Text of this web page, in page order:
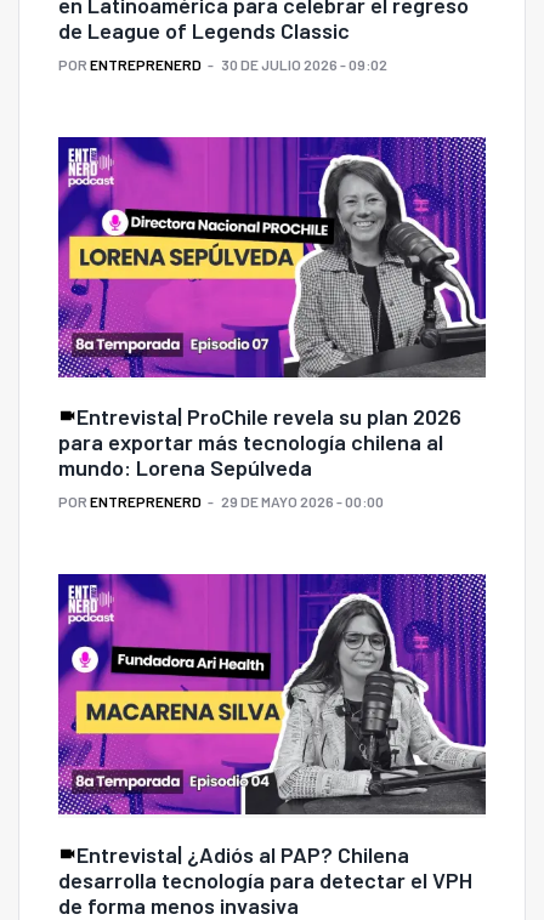
de League of Legends Classic
POR ENTREPRENERD 30 DE JULIO 2026 - 09:02
Entrevista| ProChile revela su plan 2026
para exportar más tecnología chilena al
mundo: Lorena Sepúlveda
POR ENTREPRENERD 29 DE MAYO 2026 - 00:00
Entrevista| ¿Adiós al PAP? Chilena
desarrolla tecnología para detectar el VPH
de forma menos invasiva